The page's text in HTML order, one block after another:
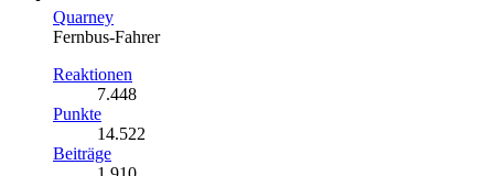
Quarney
Fernbus-Fahrer
Reaktionen
7.448
Punkte
14.522
Beiträge